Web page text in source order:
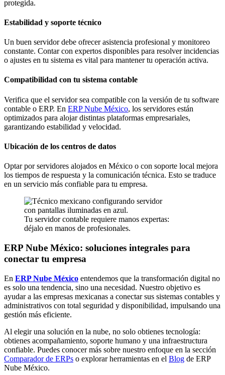
protegida.
Estabilidad y soporte técnico
Un buen servidor debe ofrecer asistencia profesional y monitoreo
constante. Contar con expertos disponibles para resolver incidencias
o ajustes en tu sistema es vital para mantener tu operación activa.
Compatibilidad con tu sistema contable
Verifica que el servidor sea compatible con la versión de tu software
contable o ERP. En ERP Nube México, los servidores están
optimizados para alojar distintas plataformas empresariales,
garantizando estabilidad y velocidad.
Ubicación de los centros de datos
Optar por servidores alojados en México o con soporte local mejora
los tiempos de respuesta y la comunicación técnica. Esto se traduce
en un servicio más confiable para tu empresa.
Tu servidor contable requiere manos expertas:
déjalo en manos de profesionales.
ERP Nube México: soluciones integrales para
conectar tu empresa
En ERP Nube México entendemos que la transformación digital no
es solo una tendencia, sino una necesidad. Nuestro objetivo es
ayudar a las empresas mexicanas a conectar sus sistemas contables y
administrativos con total seguridad y disponibilidad, impulsando una
gestión más eficiente.
Al elegir una solución en la nube, no solo obtienes tecnología:
obtienes acompañamiento, soporte humano y una infraestructura
confiable. Puedes conocer más sobre nuestro enfoque en la sección
Comparador de ERPs o explorar herramientas en el Blog de ERP
Nube México.